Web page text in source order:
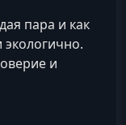
пара и как
и